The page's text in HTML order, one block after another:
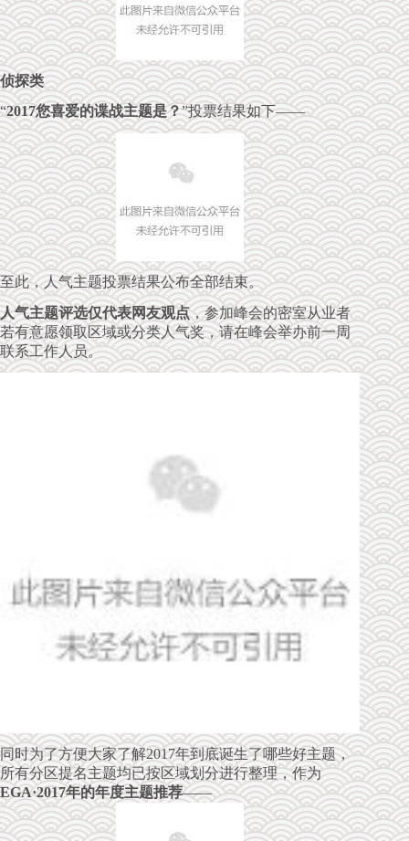
侦探类
“2017您喜爱的谍战主题是？”投票结果如下——
至此，人气主题投票结果公布全部结束。
人气主题评选仅代表网友观点，参加峰会的密室从业者
若有意愿领取区域或分类人气奖，请在峰会举办前一周
联系工作人员。
同时为了方便大家了解2017年到底诞生了哪些好主题，
所有分区提名主题均已按区域划分进行整理，作为
EGA·2017年的年度主题推荐——